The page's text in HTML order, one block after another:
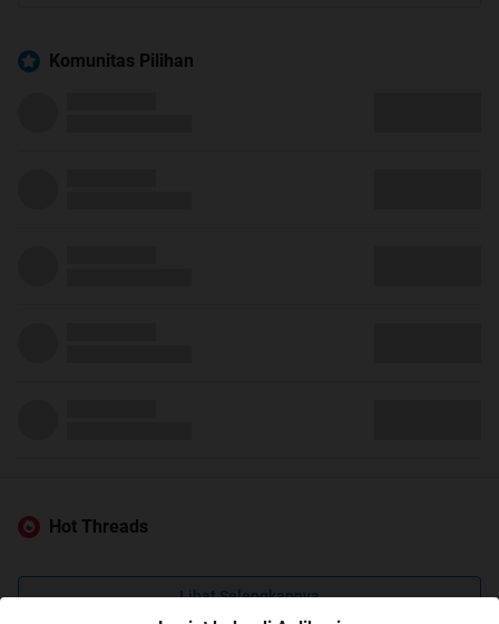
Komunitas Pilihan
Hot Threads
Lihat Selengkapnya